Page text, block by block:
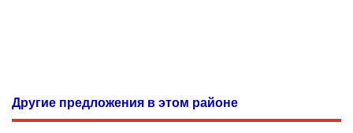
Другие предложения в этом районе